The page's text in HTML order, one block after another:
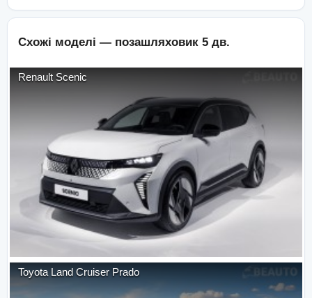
Схожі моделі — позашляховик 5 дв.
Renault Scenic
Toyota Land Cruiser Prado